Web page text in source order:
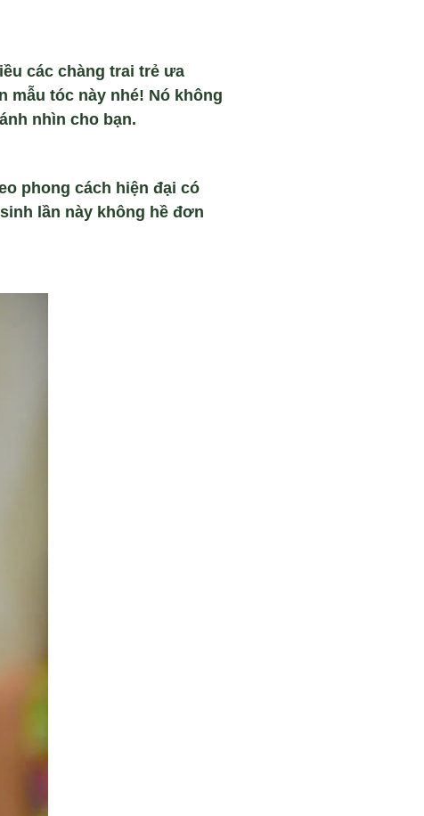
các chàng trai trẻ ưa
mẫu tóc này nhé! Nó không
nhìn cho bạn.
phong cách hiện đại có
lần này không hề đơn